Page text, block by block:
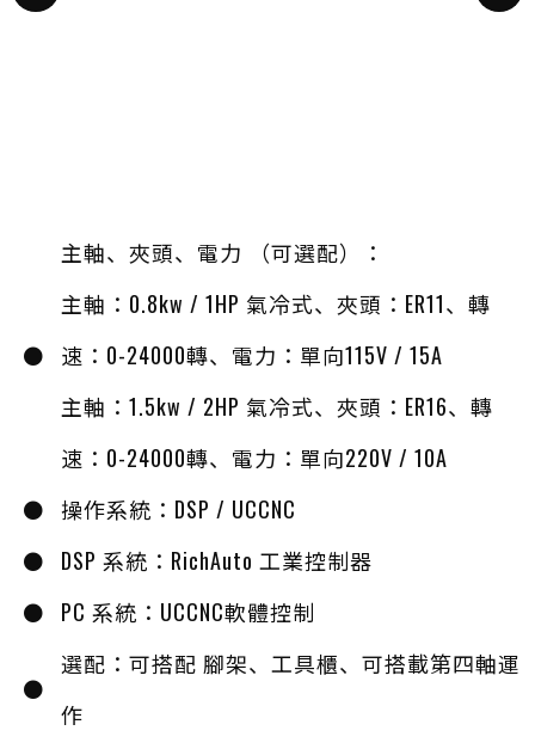
主軸、夾頭、電力 （可選配）：
主軸：0.8kw / 1HP 氣冷式、夾頭：ER11、轉
速：0-24000轉、電力：單向115V / 15A
主軸：1.5kw / 2HP 氣冷式、夾頭：ER16、轉
速：0-24000轉、電力：單向220V / 10A
操作系統：DSP / UCCNC
DSP 系統：RichAuto 工業控制器
PC 系統：UCCNC軟體控制
選配：可搭配 腳架、工具櫃、可搭載第四軸運
作